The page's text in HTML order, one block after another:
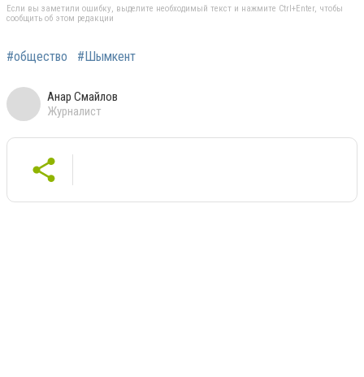
Если вы заметили ошибку, выделите необходимый текст и нажмите Ctrl+Enter, чтобы
сообщить об этом редакции
#общество #Шымкент
Анар Смайлов
Журналист